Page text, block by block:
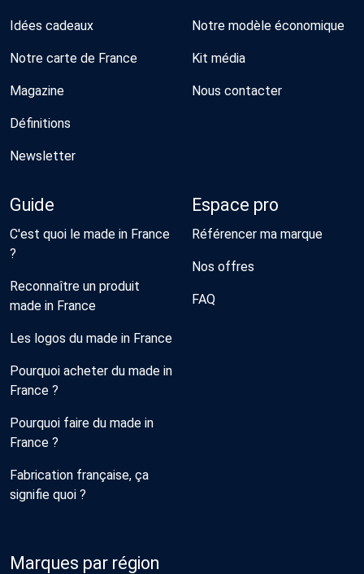
Idées cadeaux
Notre carte de France
Magazine
Définitions
Newsletter
Notre modèle économique
Kit média
Nous contacter
Guide
C'est quoi le made in France
?
Reconnaître un produit
made in France
Les logos du made in France
Pourquoi acheter du made in
France ?
Pourquoi faire du made in
France ?
Fabrication française, ça
signifie quoi ?
Espace pro
Référencer ma marque
Nos offres
FAQ
Marques par région